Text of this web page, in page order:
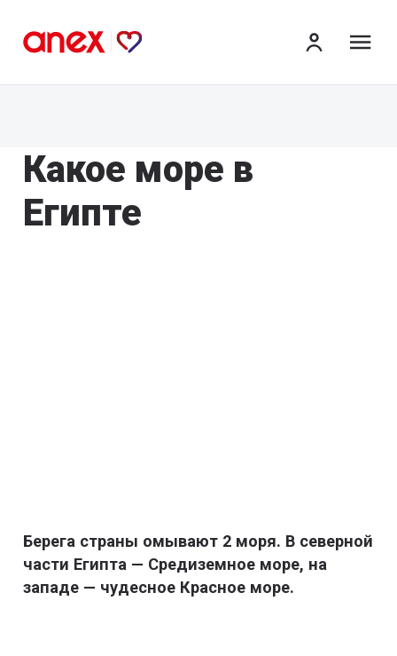
Какое море в
Египте
Берега страны омывают 2 моря. В северной
части Египта — Средиземное море, на
западе — чудесное Красное море.